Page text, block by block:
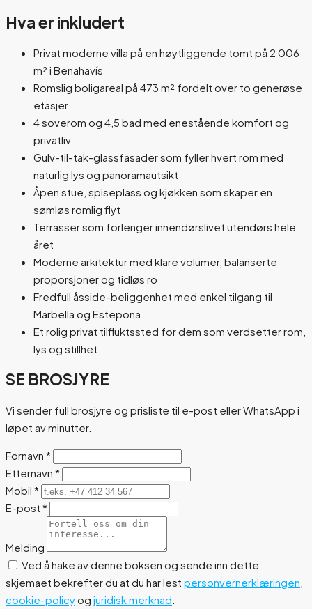
Hva er inkludert
Privat moderne villa på en høytliggende tomt på 2 006
m² i Benahavís
Romslig boligareal på 473 m² fordelt over to generøse
etasjer
4 soverom og 4,5 bad med enestående komfort og
privatliv
Gulv-til-tak-glassfasader som fyller hvert rom med
naturlig lys og panoramautsikt
Åpen stue, spiseplass og kjøkken som skaper en
sømløs romlig flyt
Terrasser som forlenger innendørslivet utendørs hele
året
Moderne arkitektur med klare volumer, balanserte
proporsjoner og tidløs ro
Fredfull åsside-beliggenhet med enkel tilgang til
Marbella og Estepona
Et rolig privat tilfluktssted for dem som verdsetter rom,
lys og stillhet
SE BROSJYRE
Vi sender full brosjyre og prisliste til e-post eller WhatsApp i
løpet av minutter.
Fornavn *
Etternavn *
Mobil *
E-post *
Melding
Ved å hake av denne boksen og sende inn dette
skjemaet bekrefter du at du har lest personvernerklæringen
cookie-policyog juridisk merknad